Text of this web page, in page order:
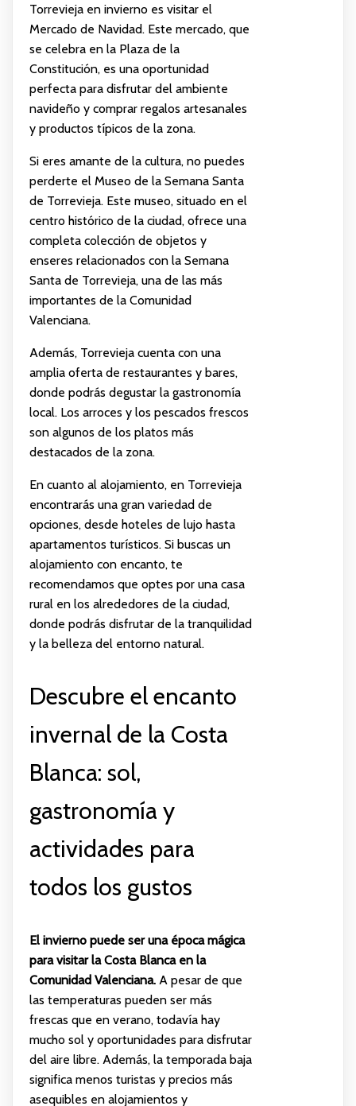
Torrevieja en invierno es visitar el
Mercado de Navidad. Este mercado, que
se celebra en la Plaza de la
Constitución, es una oportunidad
perfecta para disfrutar del ambiente
navideño y comprar regalos artesanales
y productos típicos de la zona.
Si eres amante de la cultura, no puedes
perderte el Museo de la Semana Santa
de Torrevieja. Este museo, situado en el
centro histórico de la ciudad, ofrece una
completa colección de objetos y
enseres relacionados con la Semana
Santa de Torrevieja, una de las más
importantes de la Comunidad
Valenciana.
Además, Torrevieja cuenta con una
amplia oferta de restaurantes y bares,
donde podrás degustar la gastronomía
local. Los arroces y los pescados frescos
son algunos de los platos más
destacados de la zona.
En cuanto al alojamiento, en Torrevieja
encontrarás una gran variedad de
opciones, desde hoteles de lujo hasta
apartamentos turísticos. Si buscas un
alojamiento con encanto, te
recomendamos que optes por una casa
rural en los alrededores de la ciudad,
donde podrás disfrutar de la tranquilidad
y la belleza del entorno natural.
Descubre el encanto
invernal de la Costa
Blanca: sol,
gastronomía y
actividades para
todos los gustos
El invierno puede ser una época mágica
para visitar la Costa Blanca en la
Comunidad Valenciana.A pesar de que
las temperaturas pueden ser más
frescas que en verano, todavía hay
mucho sol y oportunidades para disfrutar
del aire libre. Además, la temporada baja
significa menos turistas y precios más
asequibles en alojamientos y